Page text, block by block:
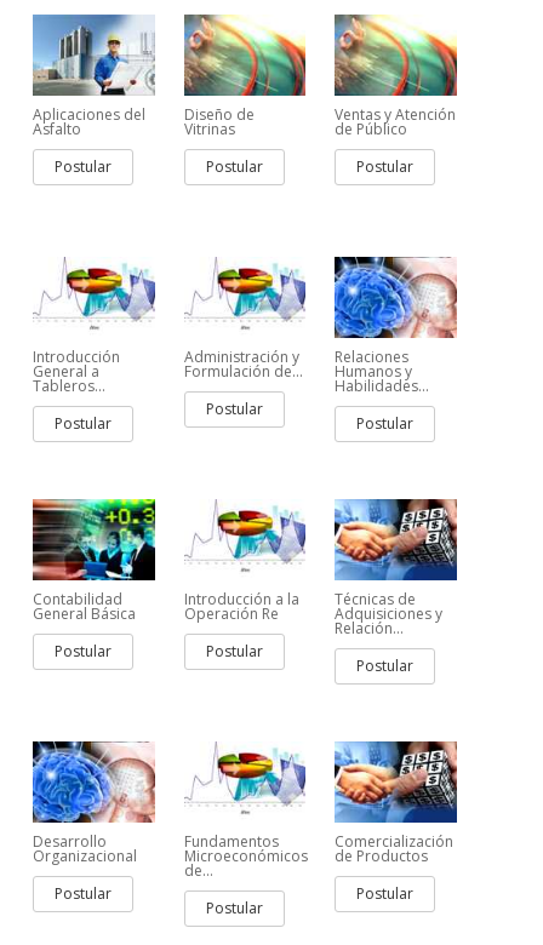
Aplicaciones del
Asfalto
Postular
Diseño de
Vitrinas
Postular
Ventas y Atención
de Público
Postular
Introducción
General a
Tableros...
Postular
Administración y
Formulación de...
Postular
Relaciones
Humanos y
Habilidades...
Postular
Contabilidad
General Básica
Postular
Introducción a la
Operación Re
Postular
Técnicas de
Adquisiciones y
Relación...
Postular
Desarrollo
Organizacional
Postular
Fundamentos
Microeconómicos
de...
Postular
Comercialización
de Productos
Postular